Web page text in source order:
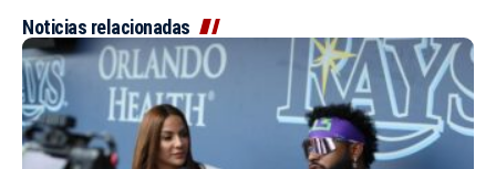
Noticias relacionadas